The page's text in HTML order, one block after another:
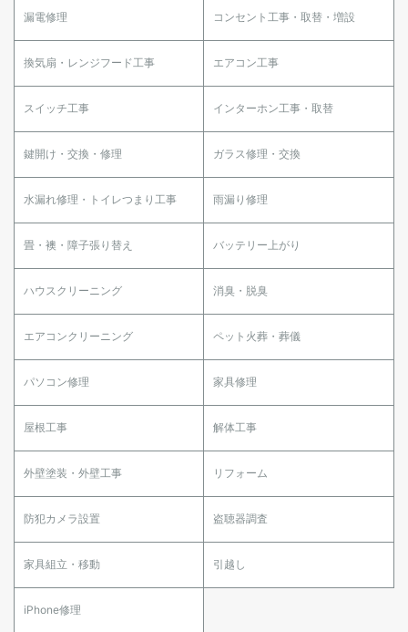
漏電修理 コンセント工事・取替・増設
換気扇・レンジフード工事 エアコン工事
スイッチ工事 インターホン工事・取替
鍵開け・交換・修理 ガラス修理・交換
水漏れ修理・トイレつまり工事 雨漏り修理
畳・襖・障子張り替え バッテリー上がり
ハウスクリーニング 消臭・脱臭
エアコンクリーニング ペット火葬・葬儀
パソコン修理 家具修理
屋根工事 解体工事
外壁塗装・外壁工事 リフォーム
防犯カメラ設置 盗聴器調査
家具組立・移動 引越し
iPhone修理